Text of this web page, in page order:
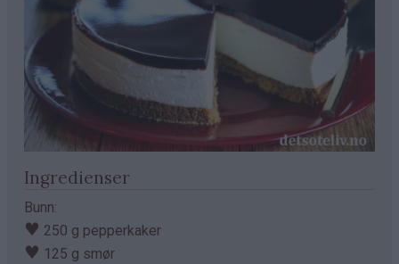
Ingredienser
Bunn:
♥ 250 g pepperkaker
♥ 125 g smør